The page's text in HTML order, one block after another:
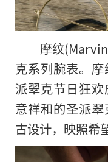
摩纹
克系列腕表。
派翠克节日狂
意祥和的圣派
古设计，映照希